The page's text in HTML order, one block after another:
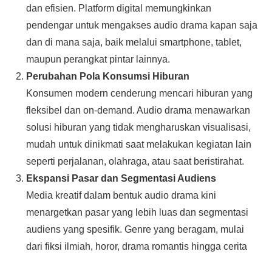
dan efisien. Platform digital memungkinkan
pendengar untuk mengakses audio drama kapan saja
dan di mana saja, baik melalui smartphone, tablet,
maupun perangkat pintar lainnya.
Perubahan Pola Konsumsi Hiburan
Konsumen modern cenderung mencari hiburan yang
fleksibel dan on-demand. Audio drama menawarkan
solusi hiburan yang tidak mengharuskan visualisasi,
mudah untuk dinikmati saat melakukan kegiatan lain
seperti perjalanan, olahraga, atau saat beristirahat.
Ekspansi Pasar dan Segmentasi Audiens
Media kreatif dalam bentuk audio drama kini
menargetkan pasar yang lebih luas dan segmentasi
audiens yang spesifik. Genre yang beragam, mulai
dari fiksi ilmiah, horor, drama romantis hingga cerita